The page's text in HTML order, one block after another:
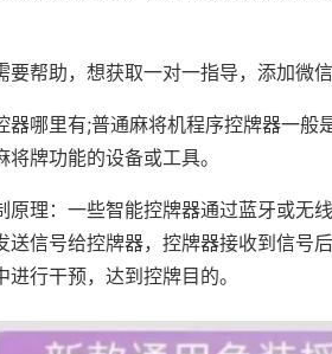
要帮助，想获取一对一指导，添加微
器哪里有;普通麻将机程序控牌器一般
牌功能的设备或工具。
原理：一些智能控牌器通过蓝牙或无
送信号给控牌器，控牌器接收到信号
行干预，达到控牌目的。